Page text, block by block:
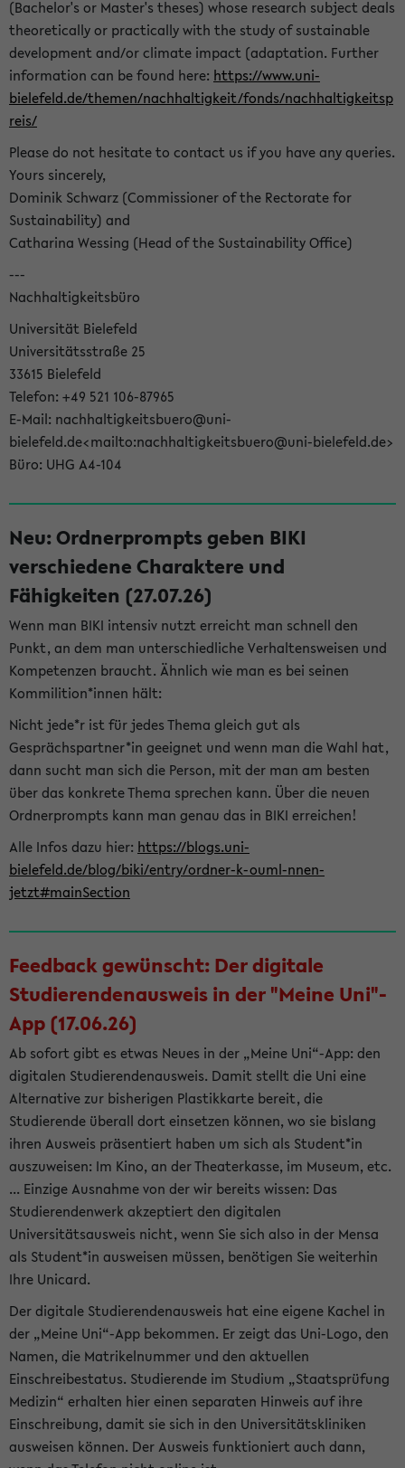
(Bachelor's or Master's theses) whose research subject deals
theoretically or practically with the study of sustainable
development and/or climate impact (adaptation. Further
information can be found here: https://www.uni-
bielefeld.de/themen/nachhaltigkeit/fonds/nachhaltigkeitsp
reis/
Please do not hesitate to contact us if you have any queries.
Yours sincerely,
Dominik Schwarz (Commissioner of the Rectorate for
Sustainability) and
Catharina Wessing (Head of the Sustainability Office)
---
Nachhaltigkeitsbüro
Universität Bielefeld
Universitätsstraße 25
33615 Bielefeld
Telefon: +49 521 106-87965
E-Mail: nachhaltigkeitsbuero@uni-
bielefeld.de<mailto:nachhaltigkeitsbuero@uni-bielefeld.de>
Büro: UHG A4-104
Neu: Ordnerprompts geben BIKI
verschiedene Charaktere und
Fähigkeiten (27.07.26)
Wenn man BIKI intensiv nutzt erreicht man schnell den
Punkt, an dem man unterschiedliche Verhaltensweisen und
Kompetenzen braucht. Ähnlich wie man es bei seinen
Kommilition*innen hält:
Nicht jede*r ist für jedes Thema gleich gut als
Gesprächspartner*in geeignet und wenn man die Wahl hat,
dann sucht man sich die Person, mit der man am besten
über das konkrete Thema sprechen kann. Über die neuen
Ordnerprompts kann man genau das in BIKI erreichen!
Alle Infos dazu hier: https://blogs.uni-
bielefeld.de/blog/biki/entry/ordner-k-ouml-nnen-
jetzt#mainSection
Feedback gewünscht: Der digitale
Studierendenausweis in der "Meine Uni"-
App (17.06.26)
Ab sofort gibt es etwas Neues in der „Meine Uni“-App: den
digitalen Studierendenausweis. Damit stellt die Uni eine
Alternative zur bisherigen Plastikkarte bereit, die
Studierende überall dort einsetzen können, wo sie bislang
ihren Ausweis präsentiert haben um sich als Student*in
auszuweisen: Im Kino, an der Theaterkasse, im Museum, etc.
... Einzige Ausnahme von der wir bereits wissen: Das
Studierendenwerk akzeptiert den digitalen
Universitätsausweis nicht, wenn Sie sich also in der Mensa
als Student*in ausweisen müssen, benötigen Sie weiterhin
Ihre Unicard.
Der digitale Studierendenausweis hat eine eigene Kachel in
der „Meine Uni“-App bekommen. Er zeigt das Uni-Logo, den
Namen, die Matrikelnummer und den aktuellen
Einschreibestatus. Studierende im Studium „Staatsprüfung
Medizin“ erhalten hier einen separaten Hinweis auf ihre
Einschreibung, damit sie sich in den Universitätskliniken
ausweisen können. Der Ausweis funktioniert auch dann,